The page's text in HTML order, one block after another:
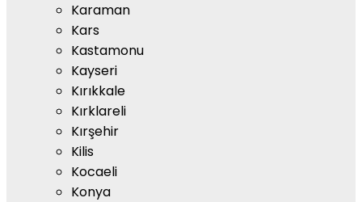
Karaman
Kars
Kastamonu
Kayseri
Kırıkkale
Kırklareli
Kırşehir
Kilis
Kocaeli
Konya